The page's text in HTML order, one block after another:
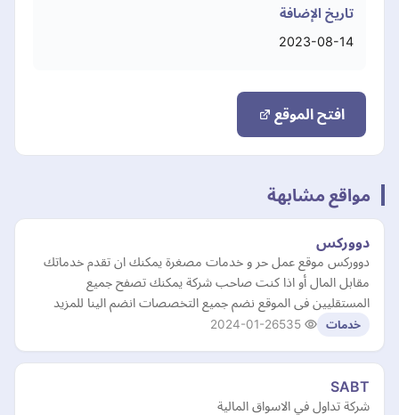
تاريخ الإضافة
2023-08-14
افتح الموقع
مواقع مشابهة
دووركس
دووركس موقع عمل حر و خدمات مصغرة يمكنك ان تقدم خدماتك
مقابل المال أو اذا كنت صاحب شركة يمكنك تصفح جميع
المستقليين فى الموقع نضم جميع التخصصات انضم الينا للمزيد
خدمات 2024-01-26
SABT
شركة تداول في الاسواق المالية